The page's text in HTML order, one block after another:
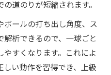
道のりが短縮されます。
ボールの打ち出し角度、ス
析できるので、一球ごと
すくなります。これによ
い動作を習得でき、上級